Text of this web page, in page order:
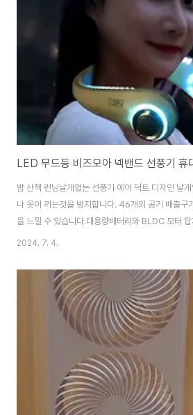
프라이스몬 7단계 높이 조절 폴딩 무선 미니 캠핑 휴
스토어[만화의추억스토어] 만화의추억 공식 스토어
smartstore.naver.com
LED 무드등 비즈모아 넥밴드 선풍기 휴
밤 산책 런닝날개없는 선풍기 에어 덕트 디자인 날
나 옷이 끼는것을 방지합니다. 46개의 공기 배출구
을 느낄 수 있습니다.대용량배터리와 BLDC 모터
터리와 BLDC 모터를 탑재하여 회전 소음을 획기적
기에서 볼 수 없었던 은은한 LED 무드등 기능이 기
튼을 길게 눌러주세요.)선풍기 / 넥밴드형 / 휴대용 /
기핸디선풍기 목선풍기 목걸이선풍기 넥풍기 [기
[배터리] 충전방식: USB-C타입 / 배터리용량:
2024. 7. 4.